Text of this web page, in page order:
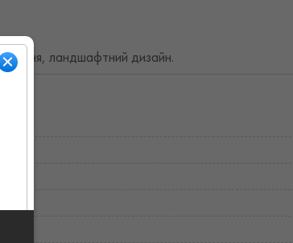
ландшафтний дизайн.